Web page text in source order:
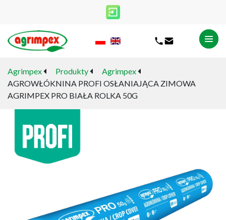
Agrimpex Produkty
Agrimpex
AGROWŁÓKNINA PROFI OSŁANIAJĄCA ZIMOWA
AGRIMPEX PRO BIAŁA ROLKA 50G